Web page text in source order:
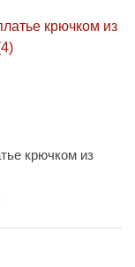
крючком из